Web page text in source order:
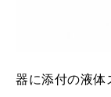
器に添付の液体